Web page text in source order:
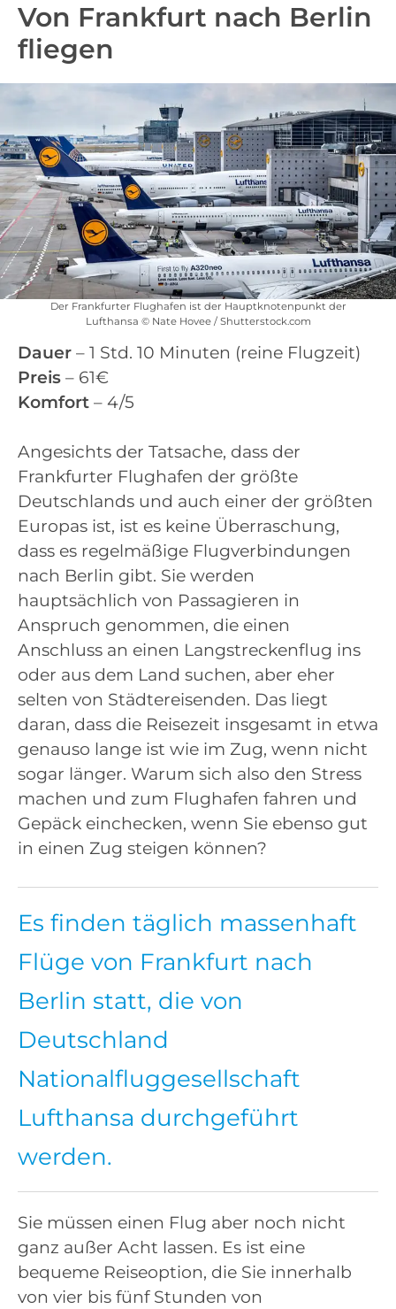
Von Frankfurt nach Berlin
fliegen
Der Frankfurter Flughafen ist der Hauptknotenpunkt der
Lufthansa © Nate Hovee / Shutterstock.com
Dauer – 1 Std. 10 Minuten (reine Flugzeit)
Preis – 61€
Komfort – 4/5
Angesichts der Tatsache, dass der
Frankfurter Flughafen der größte
Deutschlands und auch einer der größten
Europas ist, ist es keine Überraschung,
dass es regelmäßige Flugverbindungen
nach Berlin gibt. Sie werden
hauptsächlich von Passagieren in
Anspruch genommen, die einen
Anschluss an einen Langstreckenflug ins
oder aus dem Land suchen, aber eher
selten von Städtereisenden. Das liegt
daran, dass die Reisezeit insgesamt in etwa
genauso lange ist wie im Zug, wenn nicht
sogar länger. Warum sich also den Stress
machen und zum Flughafen fahren und
Gepäck einchecken, wenn Sie ebenso gut
in einen Zug steigen können?
Es finden täglich massenhaft
Flüge von Frankfurt nach
Berlin statt, die von
Deutschland
Nationalfluggesellschaft
Lufthansa durchgeführt
werden.
Sie müssen einen Flug aber noch nicht
ganz außer Acht lassen. Es ist eine
bequeme Reiseoption, die Sie innerhalb
von vier bis fünf Stunden von